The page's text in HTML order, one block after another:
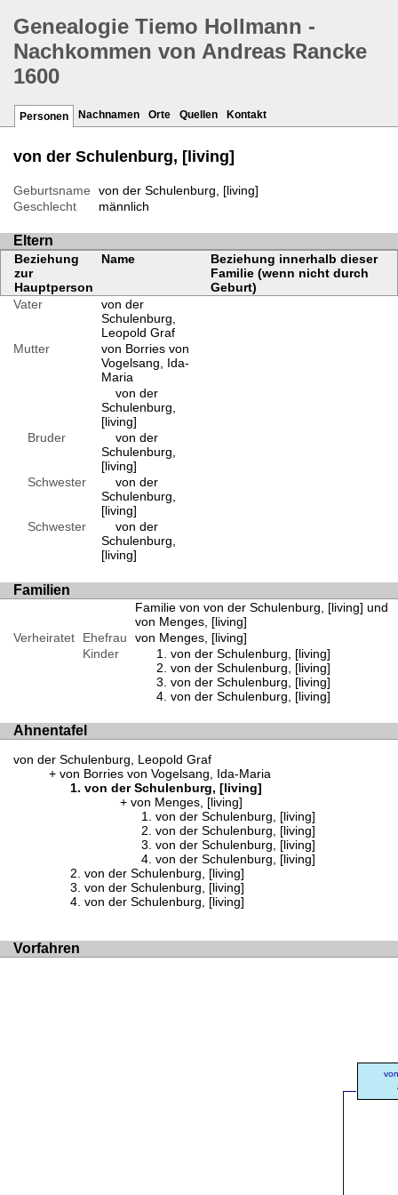
Genealogie Tiemo Hollmann -
Nachkommen von Andreas Rancke
1600
Personen Nachnamen Orte Quellen Kontakt
von der Schulenburg, [living]
Geburtsname
von der Schulenburg, [living]
Geschlecht
männlich
Eltern
Beziehung
zur
Hauptperson
Name
Beziehung innerhalb dieser
Familie (wenn nicht durch
Geburt)
Vater
von der
Schulenburg,
Leopold Graf
Mutter
von Borries von
Vogelsang, Ida-
Maria
von der
Schulenburg,
[living]
Bruder
von der
Schulenburg,
[living]
Schwester
von der
Schulenburg,
[living]
Schwester
von der
Schulenburg,
[living]
Familien
Familie von von der Schulenburg, [living] und
von Menges, [living]
Verheiratet
Ehefrau
von Menges, [living]
Kinder
von der Schulenburg, [living]
von der Schulenburg, [living]
von der Schulenburg, [living]
von der Schulenburg, [living]
Ahnentafel
von der Schulenburg, Leopold Graf
von Borries von Vogelsang, Ida-Maria
von der Schulenburg, [living]
von Menges, [living]
von der Schulenburg, [living]
von der Schulenburg, [living]
von der Schulenburg, [living]
von der Schulenburg, [living]
von der Schulenburg, [living]
von der Schulenburg, [living]
von der Schulenburg, [living]
Vorfahren